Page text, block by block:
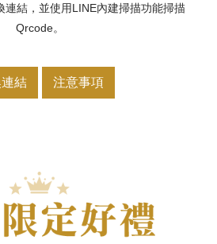
連結，並使用LINE內建掃描功能掃描
Qrcode。
結 注意事項